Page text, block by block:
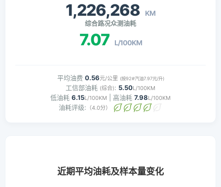
1,226,268 KM
综合路况众测油耗
7.07 L/100KM
平均油费 0.56元/公里 (按92#汽油7.97元/升)
工信部油耗 (综合): 5.50L/100KM
低油耗 6.15L/100KM | 高油耗 7.98L/100KM
油耗评级: （4.0分）